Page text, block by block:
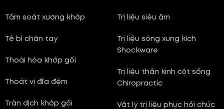
Tầm soát xương khớp
Tê bì chân tay
Thoái hóa khớp gối
Thoát vị đĩa đệm
Tràn dịch khớp gối
Trị liệu siêu âm
Trị liệu sóng xung kích
Shockware
Trị liệu thần kinh cột sống
Chiropractic
Vật lý trị liệu phục hồi chức